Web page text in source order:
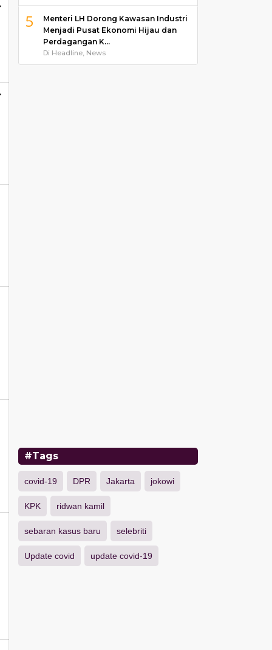
5
Menteri LH Dorong Kawasan Industri
Menjadi Pusat Ekonomi Hijau dan
Perdagangan K…
Di Headline, News
#Tags
covid-19 DPR Jakarta jokowi
KPK ridwan kamil
sebaran kasus baru selebriti
Update covid update covid-19